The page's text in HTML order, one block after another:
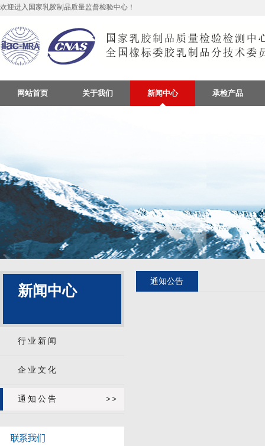
欢迎进入国家乳胶制品质量监督检验中心！
网站首页 关于我们 新闻中心 承检产品
新闻中心
行业新闻
企业文化
通知公告
通知公告